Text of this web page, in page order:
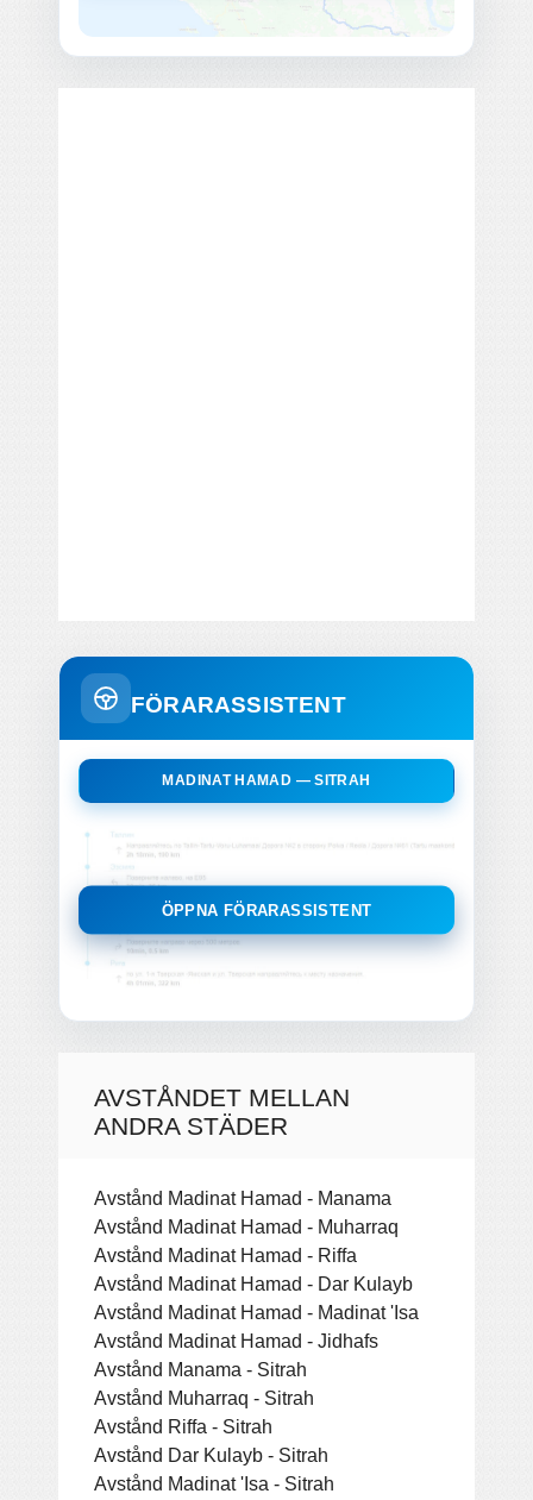
FÖRARASSISTENT
MADINAT HAMAD — SITRAH
ÖPPNA FÖRARASSISTENT
AVSTÅNDET MELLAN
ANDRA STÄDER
Avstånd Madinat Hamad - Manama
Avstånd Madinat Hamad - Muharraq
Avstånd Madinat Hamad - Riffa
Avstånd Madinat Hamad - Dar Kulayb
Avstånd Madinat Hamad - Madinat 'Isa
Avstånd Madinat Hamad - Jidhafs
Avstånd Manama - Sitrah
Avstånd Muharraq - Sitrah
Avstånd Riffa - Sitrah
Avstånd Dar Kulayb - Sitrah
Avstånd Madinat 'Isa - Sitrah